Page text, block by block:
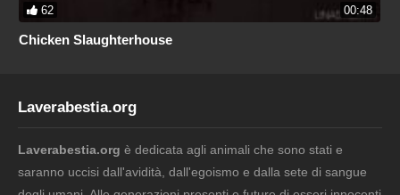
62 00:48
Chicken Slaughterhouse
Laverabestia.org
Laverabestia.org è dedicata agli animali che sono stati e
saranno uccisi dall'avidità, dall'egoismo e dalla sete di sangue